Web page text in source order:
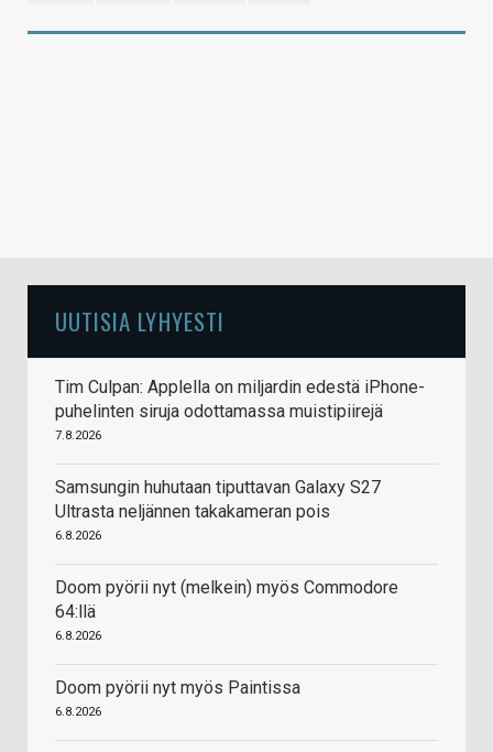
UUTISIA LYHYESTI
Tim Culpan: Applella on miljardin edestä iPhone-
puhelinten siruja odottamassa muistipiirejä
7.8.2026
Samsungin huhutaan tiputtavan Galaxy S27
Ultrasta neljännen takakameran pois
6.8.2026
Doom pyörii nyt (melkein) myös Commodore
64:llä
6.8.2026
Doom pyörii nyt myös Paintissa
6.8.2026